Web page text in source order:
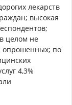
лекарств
высокая
целом не
опрошенных; по
4,3%